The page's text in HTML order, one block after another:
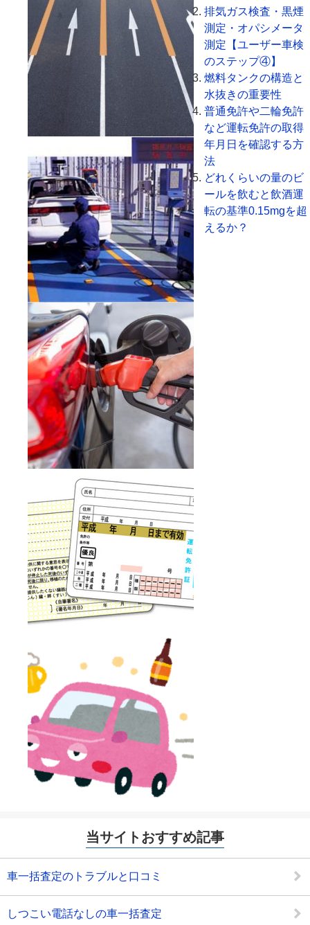
排気ガス検査・黒煙
測定・オパシメータ
測定【ユーザー車検
のステップ④】
燃料タンクの構造と
水抜きの重要性
普通免許や二輪免許
など運転免許の取得
年月日を確認する方
法
どれくらいの量のビ
ールを飲むと飲酒運
転の基準0.15mgを超
えるか？
当サイトおすすめ記事
車一括査定のトラブルと口コミ
しつこい電話なしの車一括査定